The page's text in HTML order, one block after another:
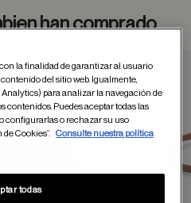
han comprado
Guardar en
la finalidad de garantizar al usuario
del sitio web. Igualmente,
Analytics) para analizar la navegación de
contenidos. Puedes aceptar todas las
configurarlas o rechazar su uso
Cookies”.
Consulte nuestra política
todas